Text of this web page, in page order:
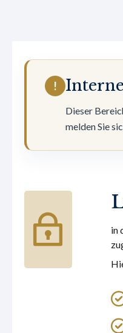
!
Dieser
melden Sie
in